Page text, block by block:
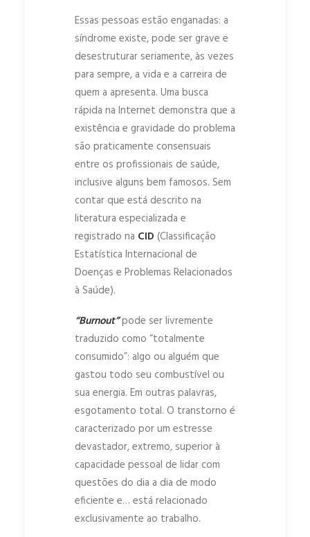
Essas pessoas estão enganadas: a
síndrome existe, pode ser grave e
desestruturar seriamente, às vezes
para sempre, a vida e a carreira de
quem a apresenta. Uma busca
rápida na Internet demonstra que a
existência e gravidade do problema
são praticamente consensuais
entre os profissionais de saúde,
inclusive alguns bem famosos. Sem
contar que está descrito na
literatura especializada e
registrado na CID (Classificação
Estatística Internacional de
Doenças e Problemas Relacionados
à Saúde).
“Burnout”pode ser livremente
traduzido como “totalmente
consumido”: algo ou alguém que
gastou todo seu combustível ou
sua energia. Em outras palavras,
esgotamento total. O transtorno é
caracterizado por um estresse
devastador, extremo, superior à
capacidade pessoal de lidar com
questões do dia a dia de modo
eficiente e… está relacionado
exclusivamente ao trabalho.